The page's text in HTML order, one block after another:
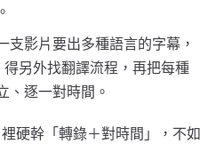
支影片要出多種語言的字幕，
另外找翻譯流程，再把每種
、逐一對時間。
硬幹「轉錄＋對時間」，不如